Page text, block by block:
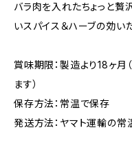
バラ肉を入れたちょっと贅
いスパイス＆ハーブの効い
賞味期限：製造より18ヶ
ます）
保存方法：常温で保存
発送方法：ヤマト運輸の常